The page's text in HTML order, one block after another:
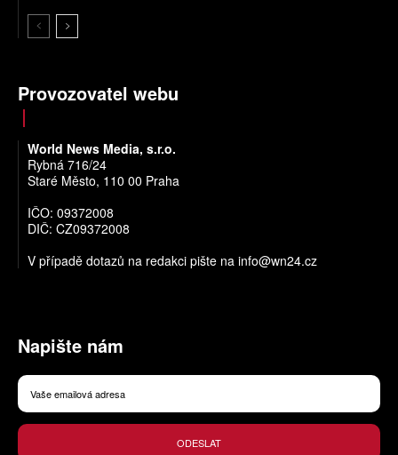
Provozovatel webu
World News Media, s.r.o.
Rybná 716/24
Staré Město, 110 00 Praha
IČO: 09372008
DIČ: CZ09372008
V případě dotazů na redakci pište na info@wn24.cz
Napište nám
ODESLAT